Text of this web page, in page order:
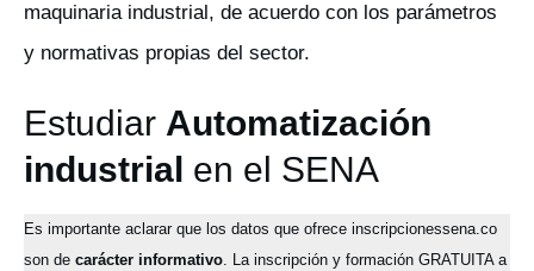
maquinaria industrial, de acuerdo con los parámetros
y normativas propias del sector.
Estudiar Automatización
industrial en el SENA
Es importante aclarar que los datos que ofrece inscripcionessena.co
son de carácter informativo. La inscripción y formación GRATUITA a